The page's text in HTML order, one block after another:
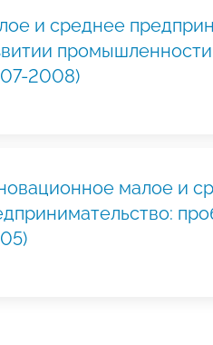
и среднее
2008)
малое и